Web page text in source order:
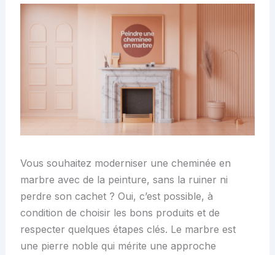
Vous souhaitez moderniser une cheminée en
marbre avec de la peinture, sans la ruiner ni
perdre son cachet ? Oui, c’est possible, à
condition de choisir les bons produits et de
respecter quelques étapes clés. Le marbre est
une pierre noble qui mérite une approche